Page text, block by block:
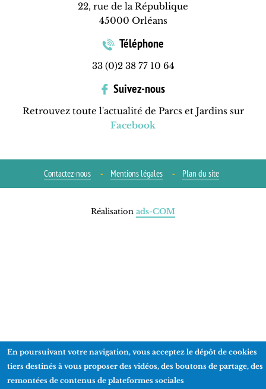
22, rue de la République
45000 Orléans
Téléphone
33 (0)2 38 77 10 64
Suivez-nous
Retrouvez toute l'actualité de Parcs et Jardins sur
Facebook
Contactez-nous Mentions légales Plan du site
Réalisation ads-COM
En poursuivant votre navigation, vous acceptez le dépôt de cookies
tiers destinés à vous proposer des vidéos, des boutons de partage, des
remontées de contenus de plateformes sociales